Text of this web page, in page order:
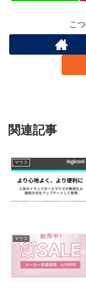
こ
関連記事
マウス
マウス